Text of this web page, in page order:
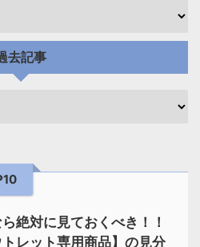
去記事
絶対に見ておくべき！！
トレット専用商品】の見分